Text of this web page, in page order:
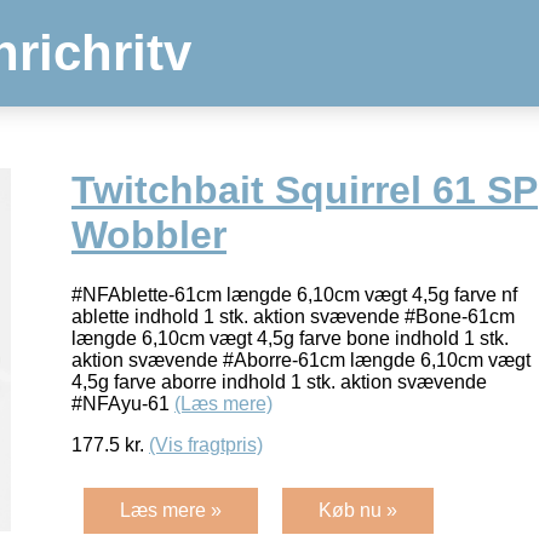
Twitchbait Squirrel 61 SP
Wobbler
#NFAblette-61cm længde 6,10cm vægt 4,5g farve nf
ablette indhold 1 stk. aktion svævende #Bone-61cm
længde 6,10cm vægt 4,5g farve bone indhold 1 stk.
aktion svævende #Aborre-61cm længde 6,10cm vægt
4,5g farve aborre indhold 1 stk. aktion svævende
#NFAyu-61 (Læs mere)
177.5 kr. (Vis fragtpris)
Læs mere » Køb nu »